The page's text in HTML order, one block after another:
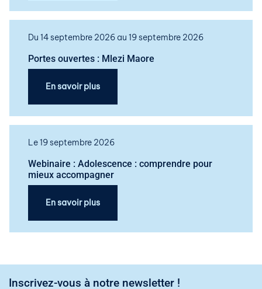
Du 14 septembre 2026 au 19 septembre 2026
Portes ouvertes : Mlezi Maore
En savoir plus
Le 19 septembre 2026
Webinaire : Adolescence : comprendre pour
mieux accompagner
En savoir plus
Inscrivez-vous à notre newsletter !